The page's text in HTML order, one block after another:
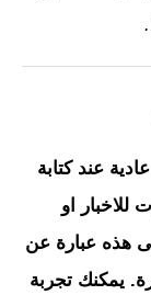
عند كتابة
او
هذه عبارة عن
يمكنك تجربة